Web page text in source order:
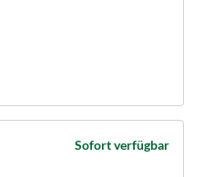
Sofort verfügbar